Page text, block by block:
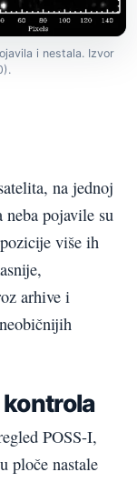
i nestala. Izvor
na jednoj
pojavile su
više ih
arhive i
POSS-I,
ploče nastale